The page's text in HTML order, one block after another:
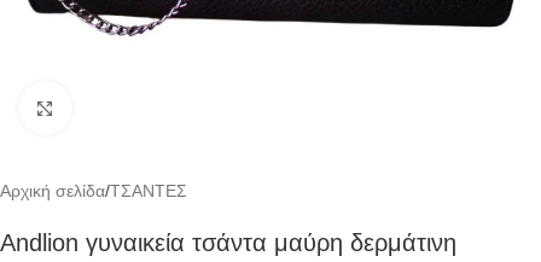
Αρχική σελίδα/ΤΣΑΝΤΕΣ
Andlion γυναικεία τσάντα μαύρη δερμάτινη